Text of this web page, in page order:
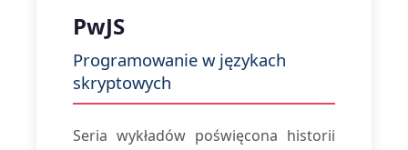
PwJS
Programowanie w językach
skryptowych
Seria wykładów poświęcona historii